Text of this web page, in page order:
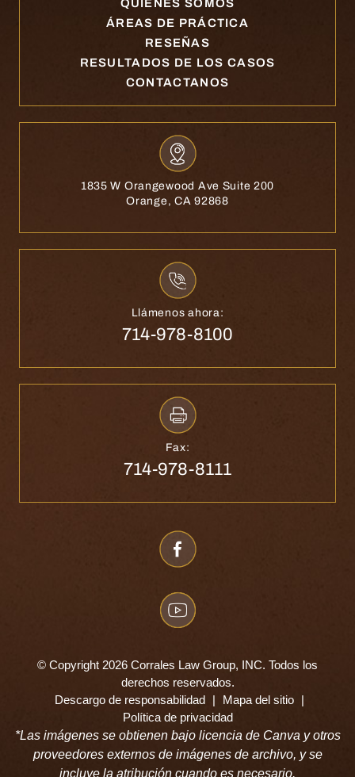
QUIÉNES SOMOS
ÁREAS DE PRÁCTICA
RESEÑAS
RESULTADOS DE LOS CASOS
CONTACTANOS
1835 W Orangewood Ave Suite 200
Orange, CA 92868
Llámenos ahora:
714-978-8100
Fax:
714-978-8111
© Copyright 2026 Corrales Law Group, INC. Todos los
derechos reservados.
Descargo de responsabilidad | Mapa del sitio |
Política de privacidad
*Las imágenes se obtienen bajo licencia de Canva y otros
proveedores externos de imágenes de archivo, y se
incluye la atribución cuando es necesario.